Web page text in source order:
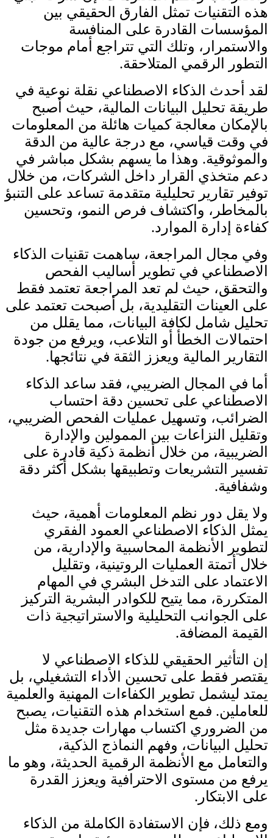
هذه التقنيات تمثل الفارق الحقيقي بين
المؤسسات القادرة على المنافسة
والاستمرار، وتلك التي تتراجع أمام موجات
التطور الرقمي المتلاحقة.
لقد أحدث الذكاء الاصطناعي نقلة نوعية في
طريقة تحليل البيانات المالية، حيث أصبح
بالإمكان معالجة كميات هائلة من المعلومات
في وقت قياسي، مع درجة عالية من الدقة
والموثوقية. وهذا ما يسهم بشكل مباشر في
دعم متخذي القرار داخل الشركات، من خلال
توفير تقارير تحليلية متقدمة تساعد على التنبؤ
بالمخاطر، واكتشاف فرص النمو، وتحسين
كفاءة إدارة الموارد.
وفي مجال المراجعة، ساهمت تقنيات الذكاء
الاصطناعي في تطوير أساليب الفحص
والتحقق، حيث لم تعد المراجعة تعتمد فقط
على العينات التقليدية، بل أصبحت تعتمد على
تحليل شامل لكافة البيانات، مما يقلل من
احتمالات الخطأ أو التلاعب، ويرفع من جودة
التقارير المالية ويعزز الثقة في نتائجها.
أما في المجال الضريبي، فقد ساعد الذكاء
الاصطناعي على تحسين دقة احتساب
الضرائب، وتسهيل عمليات الفحص الضريبي،
وتقليل النزاعات بين الممولين والإدارة
الضريبية، من خلال أنظمة ذكية قادرة على
تفسير التشريعات وتطبيقها بشكل أكثر دقة
وشفافية.
ولا يقل دور نظم المعلومات أهمية، حيث
يمثل الذكاء الاصطناعي العمود الفقري
لتطوير الأنظمة المحاسبية والإدارية، من
خلال أتمتة العمليات الروتينية، وتقليل
الاعتماد على التدخل البشري في المهام
المتكررة، مما يتيح للكوادر البشرية التركيز
على الجوانب التحليلية والاستراتيجية ذات
القيمة المضافة.
إن التأثير الحقيقي للذكاء الاصطناعي لا
يقتصر فقط على تحسين الأداء التشغيلي، بل
يمتد ليشمل تطوير الكفاءات المهنية والعلمية
للعاملين. فمع استخدام هذه التقنيات، يصبح
من الضروري اكتساب مهارات جديدة مثل
تحليل البيانات، وفهم النماذج الذكية،
والتعامل مع الأنظمة الرقمية الحديثة، وهو ما
يرفع من مستوى الاحترافية ويعزز القدرة
على الابتكار.
ومع ذلك، فإن الاستفادة الكاملة من الذكاء